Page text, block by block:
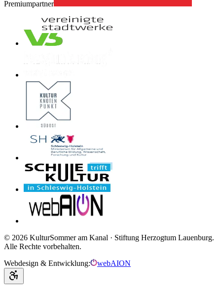
Premiumpartner
© 2026 KulturSommer am Kanal · Stiftung Herzogtum Lauenburg.
Alle Rechte vorbehalten.
Webdesign & Entwicklung:
webAION